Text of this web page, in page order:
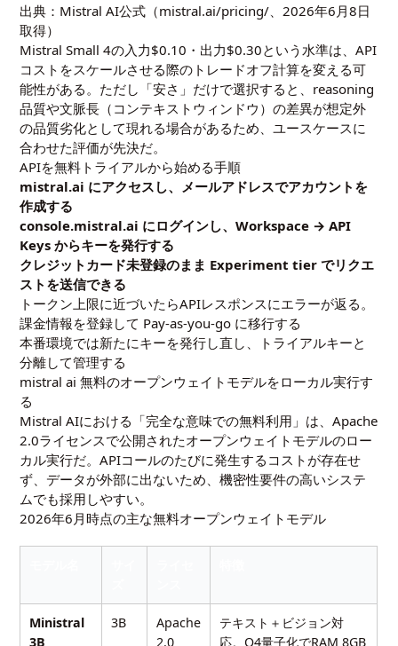
出典：Mistral AI公式（mistral.ai/pricing/ 、2026年6月8日
取得）
Mistral Small 4の入力$0.10・出力$0.30という水準は、API
コストをスケールさせる際のトレードオフ計算を変える可
能性がある。ただし「安さ」だけで選択すると、reasoning
品質や文脈長（コンテキストウィンドウ）の差異が想定外
の品質劣化として現れる場合があるため、ユースケースに
合わせた評価が先決だ。
APIを無料トライアルから始める手順
mistral.ai にアクセスし、メールアドレスでアカウントを
作成する
console.mistral.ai にログインし、Workspace → API
Keys からキーを発行する
クレジットカード未登録のまま Experiment tier でリクエ
ストを送信できる
トークン上限に近づいたらAPIレスポンスにエラーが返る。
課金情報を登録して Pay-as-you-go に移行する
本番環境では新たにキーを発行し直し、トライアルキーと
分離して管理する
mistral ai 無料のオープンウェイトモデルをローカル実行す
る
Mistral AIにおける「完全な意味での無料利用」は、Apache
2.0ライセンスで公開されたオープンウェイトモデルのロー
カル実行だ。APIコールのたびに発生するコストが存在せ
ず、データが外部に出ないため、機密性要件の高いシステ
ムでも採用しやすい。
2026年6月時点の主な無料オープンウェイトモデル
Ministral
3B
3B
Apache
2.0
テキスト＋ビジョン対
応。Q4量子化でRAM 8GB